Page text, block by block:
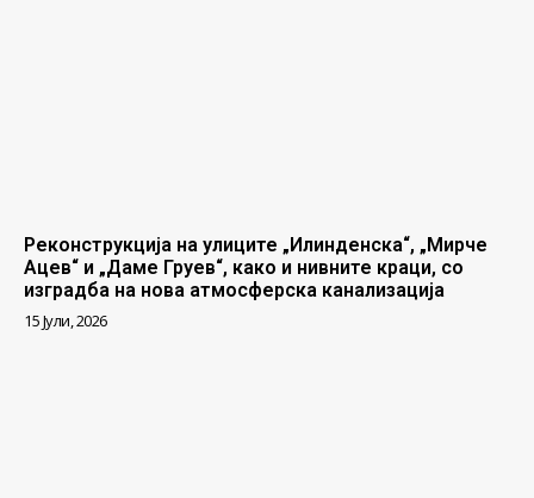
Реконструкција на улиците „Илинденска“, „Мирче
Ацев“ и „Даме Груев“, како и нивните краци, со
изградба на нова атмосферска канализација
15 Јули, 2026